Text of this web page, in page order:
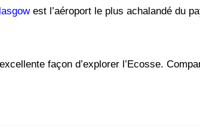
est l’aéroport le plus achalandé du
façon d’explorer l’Ecosse.